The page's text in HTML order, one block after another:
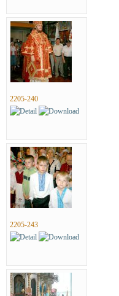
2205-240
2205-243